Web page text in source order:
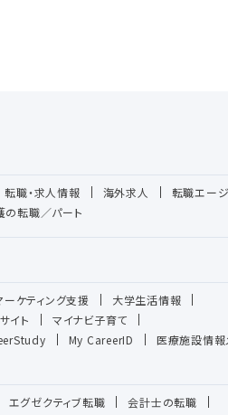
転職・求人情報 海外求人
転職エー
の転職／パート
ーケティング支援
大学生活情報
イト
マイナビ子育て
My CareerID
医療施設情報
エグゼクティブ転職
会計士の転職